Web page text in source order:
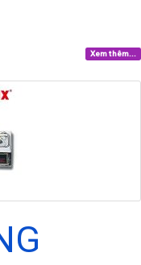
Xem thêm...